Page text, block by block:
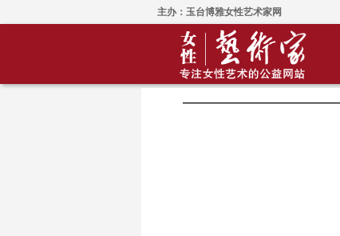
主办：玉台博雅女性艺术家网